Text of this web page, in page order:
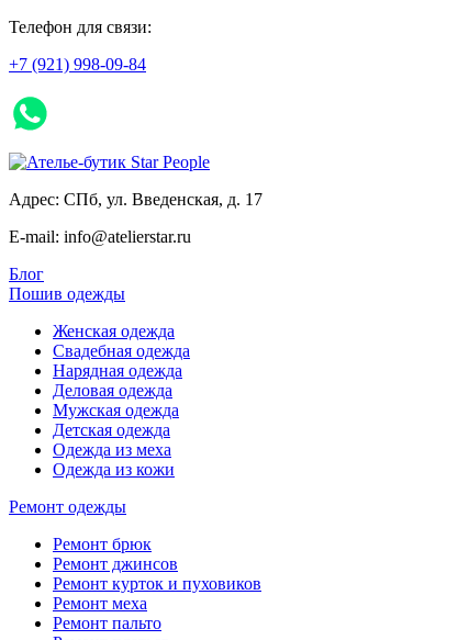
Телефон для связи:
+7 (921) 998-09-84
Адрес: СПб, ул. Введенская, д. 17
E-mail: info@atelierstar.ru
Блог
Пошив одежды
Женская одежда
Свадебная одежда
Нарядная одежда
Деловая одежда
Мужская одежда
Детская одежда
Одежда из меха
Одежда из кожи
Ремонт одежды
Ремонт брюк
Ремонт джинсов
Ремонт курток и пуховиков
Ремонт меха
Ремонт пальто